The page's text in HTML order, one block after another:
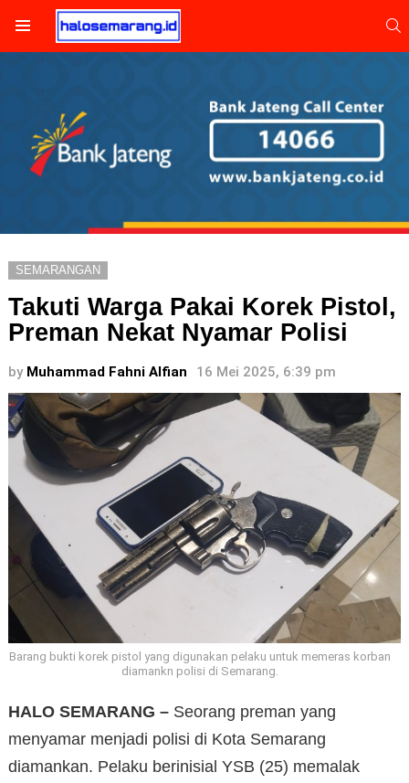
SEMARANGAN
Takuti Warga Pakai Korek Pistol,
Preman Nekat Nyamar Polisi
by Muhammad Fahni Alfian 16 Mei 2025, 6:39 pm
Barang bukti korek pistol yang digunakan pelaku untuk memeras korban
diamankn polisi di Semarang.
HALO SEMARANG – Seorang preman yang
menyamar menjadi polisi di Kota Semarang
diamankan. Pelaku berinisial YSB (25) memalak